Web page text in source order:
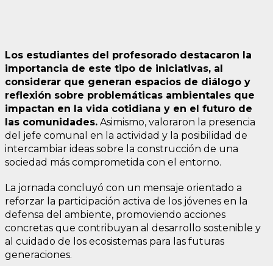
Los estudiantes del profesorado destacaron la
importancia de este tipo de iniciativas, al
considerar que generan espacios de diálogo y
reflexión sobre problemáticas ambientales que
impactan en la vida cotidiana y en el futuro de
las comunidades. Asimismo, valoraron la presencia
del jefe comunal en la actividad y la posibilidad de
intercambiar ideas sobre la construcción de una
sociedad más comprometida con el entorno.
La jornada concluyó con un mensaje orientado a
reforzar la participación activa de los jóvenes en la
defensa del ambiente, promoviendo acciones
concretas que contribuyan al desarrollo sostenible y
al cuidado de los ecosistemas para las futuras
generaciones.